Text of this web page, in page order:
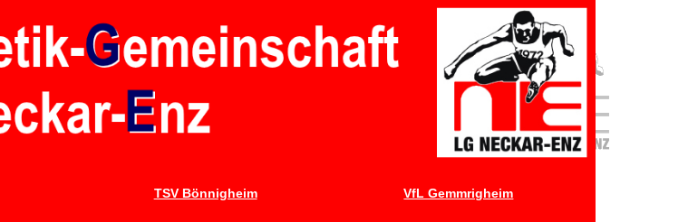
TSV Bönnigheim VfL Gemmrigheim